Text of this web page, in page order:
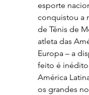
esporte
conquistou a
de Tênis de
atleta das
Europa – a
feito é inédito
América
os grandes